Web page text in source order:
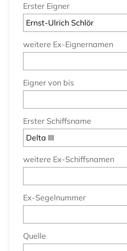
Erster Eigner
weitere Ex-Eignernamen
Eigner von bis
Erster Schiffsname
weitere Ex-Schiffsnamen
Ex-Segelnummer
Quelle